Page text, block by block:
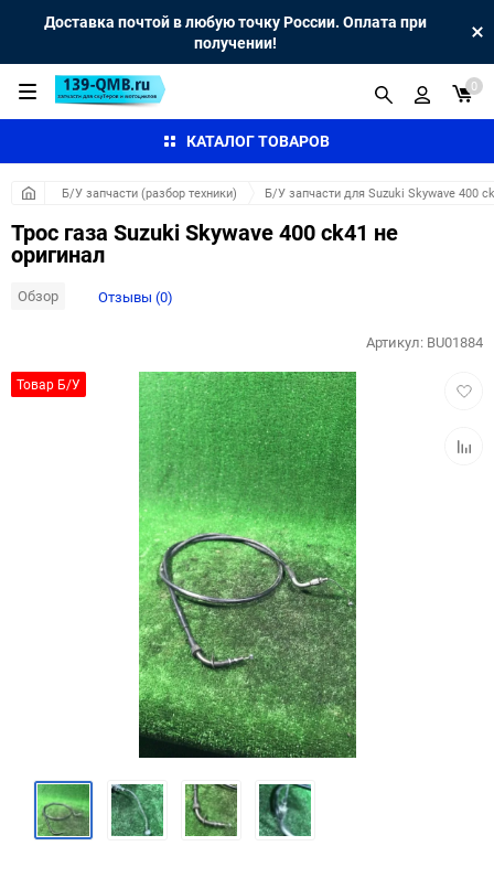
Доставка почтой в любую точку России. Оплата при
получении!
КАТАЛОГ ТОВАРОВ
0
Б/У запчасти (разбор техники) Б/У запчасти для Suzuki Skywave 400
Трос газа Suzuki Skywave 400 ck41 не
оригинал
Обзор Отзывы (0)
Товар Б/У
Артикул: BU01884